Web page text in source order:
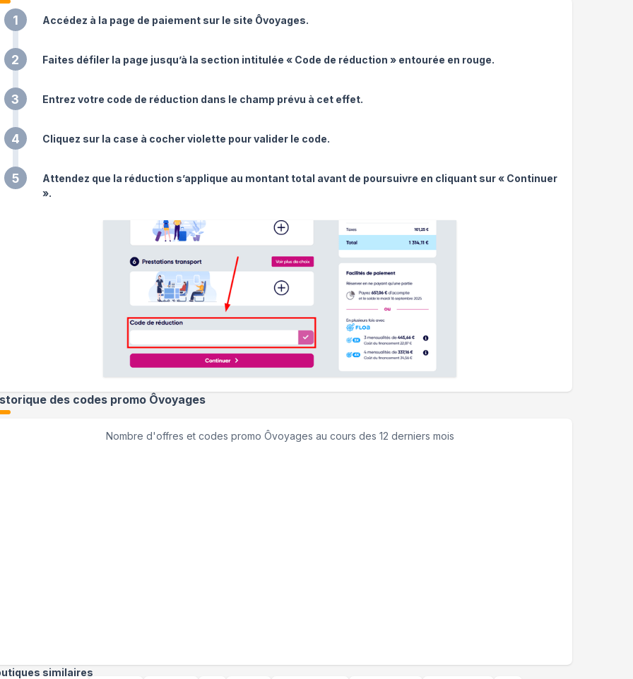
1 Accédez à la page de paiement sur le site Ôvoyages.
2 Faites défiler la page jusqu’à la section intitulée « Code de réduction » entourée en rouge.
3 Entrez votre code de réduction dans le champ prévu à cet effet.
4 Cliquez sur la case à cocher violette pour valider le code.
5
Attendez que la réduction s’applique au montant total avant de poursuivre en cliquant sur « Continuer
».
des codes promo Ôvoyages
Nombre d'offres et codes promo Ôvoyages au cours des 12 derniers mois
similaires